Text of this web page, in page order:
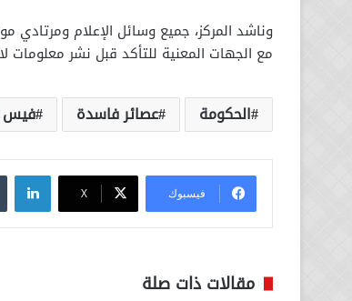
وناشد المركز، جميع وسائل الإعلام ومرتادي
مع الجهات المعنية للتأكد قبل نشر ‏معلومات
الحكومة عصائر فاسدة فيس
فيسبوك ‫X
مقالات ذات صلة